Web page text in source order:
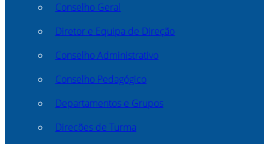
Conselho Geral
Diretor e Equipa de Direção
Conselho Administrativo
Conselho Pedagógico
Departamentos e Grupos
Direcões de Turma